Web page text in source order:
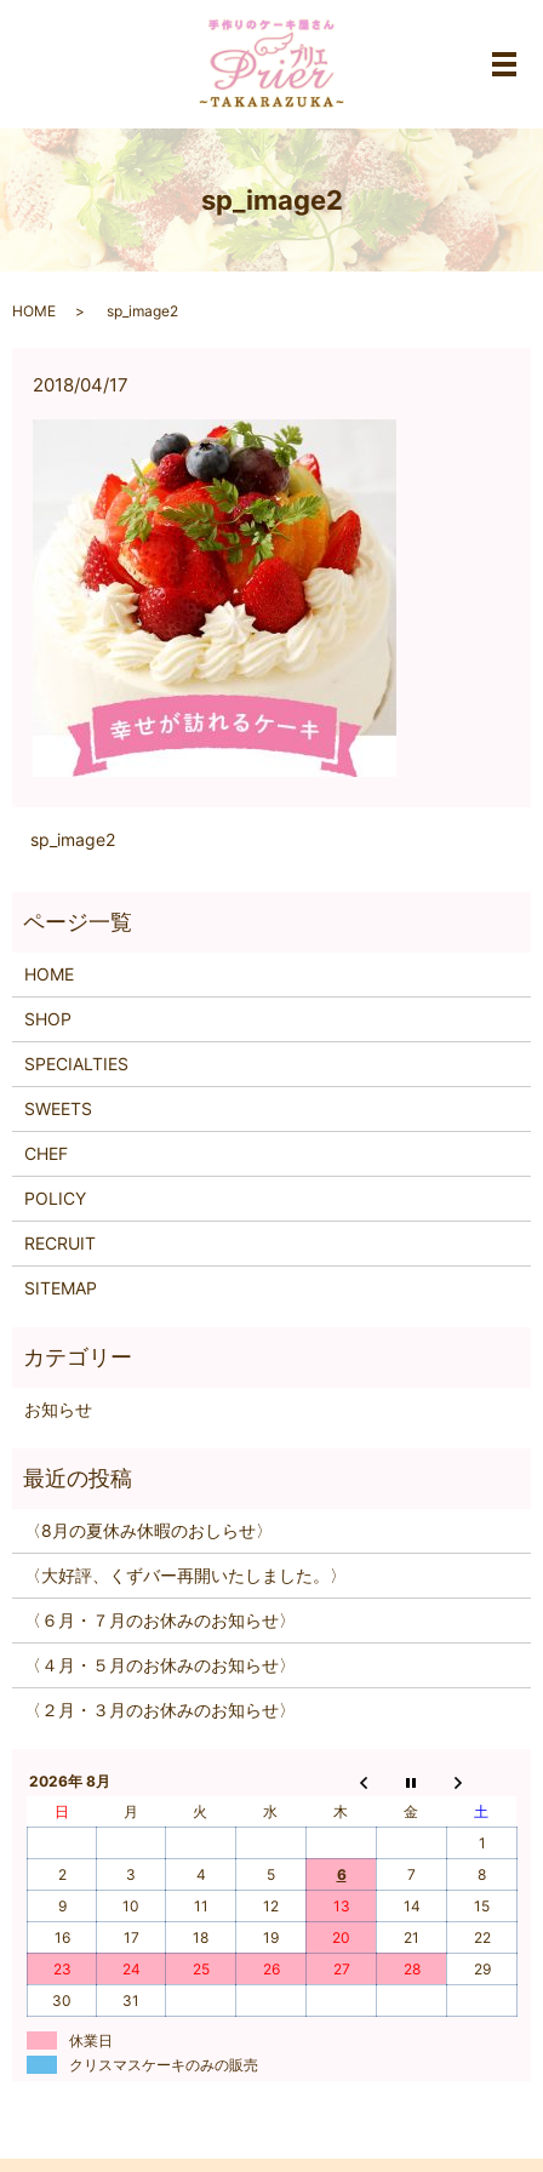
メ
sp_image2
HOME sp_image2
2018/04/17
sp_image2
HOME
SHOP
SPECIALTIES
SWEETS
CHEF
POLICY
RECRUIT
SITEMAP
お知らせ
〈8月の夏休み休暇のおしらせ〉
〈大好評、くずバー再開いたしました。〉
〈６月・７月のお休みのお知らせ〉
〈４月・５月のお休みのお知らせ〉
〈２月・３月のお休みのお知らせ〉
2026年 8月
日
月 火 水 木 金
土
1
2
3 4 5 6 7
8
9
10 11 12 13 14
15
16
17 18 19 20 21
22
23
24 25 26 27 28
29
30
31
休業日
クリスマスケーキのみの販売